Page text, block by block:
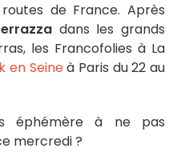
de France. Après
dans les grands
les Francofolies à La
en Seineà Paris du 22 au
éphémère à ne pas
mercredi ?